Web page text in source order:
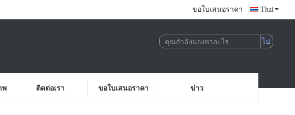
ขอใบเสนอราคา Thai
พ ติดต่อเรา ขอใบเสนอราคา ข่าว